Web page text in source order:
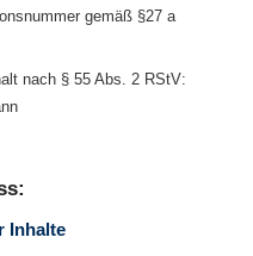
gemäß §27 a
nach § 55 Abs. 2 RStV:
Inhalte